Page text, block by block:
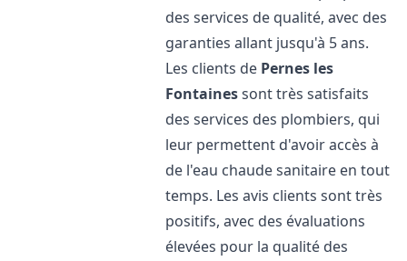
des services de qualité, avec des
garanties allant jusqu'à 5 ans.
Les clients de Pernes les
Fontainessont très satisfaits
des services des plombiers, qui
leur permettent d'avoir accès à
de l'eau chaude sanitaire en tout
temps. Les avis clients sont très
positifs, avec des évaluations
élevées pour la qualité des